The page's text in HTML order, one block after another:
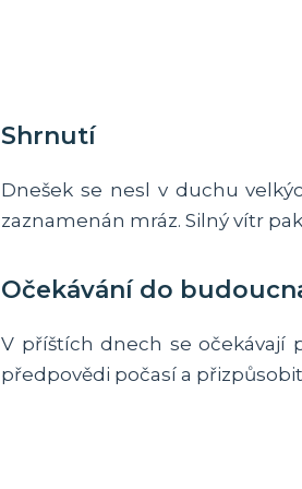
Shrnutí
Dnešek se nesl v duchu
zaznamenán mráz. Silný vítr
Očekávání do
V příštích dnech se očekávají
předpovědi počasí a